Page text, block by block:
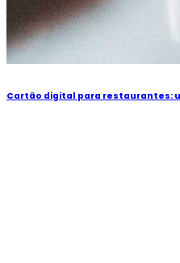
Cartão digital para restaurantes: